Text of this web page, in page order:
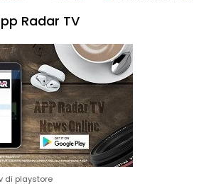
Radar TV
di playstore